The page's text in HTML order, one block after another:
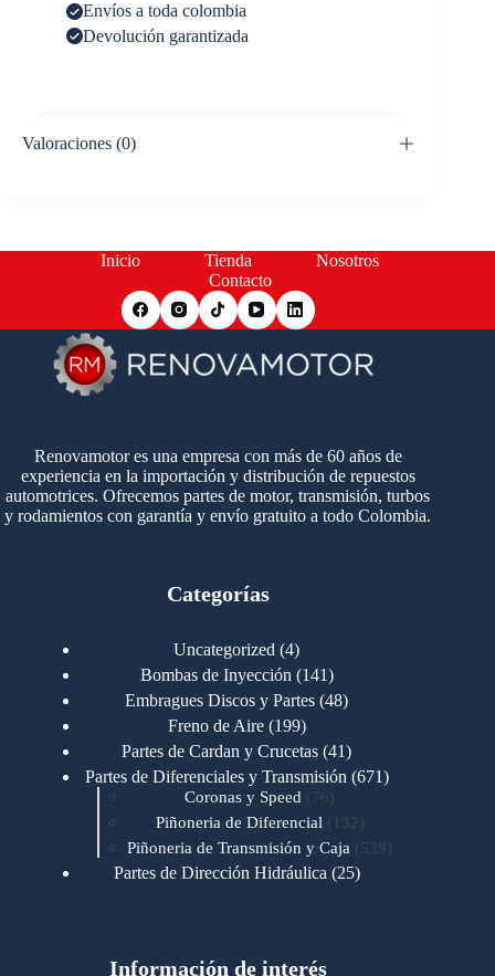
Envíos a toda colombia
Devolución garantizada
Valoraciones (0)
Inicio Tienda
Nosotros
Contacto
Renovamotor es una empresa con más de 60 años de
experiencia en la importación y distribución de repuestos
automotrices. Ofrecemos partes de motor, transmisión, turbos
y rodamientos con garantía y envío gratuito a todo Colombia.
Categorías
Uncategorized 44
productos
Bombas de Inyección 141141
productos
Embragues Discos y Partes 4848
Freno de Aire 199199
productos
Partes de Cardan y Crucetas 4141
productos
Partes de Diferenciales y Transmisión 671671
Coronas y Speed 7676
productos
Piñoneria de Diferencial 132 132
productos
Piñoneria de Transmisión y Caja 539539
Partes de Dirección Hidráulica 2525
Motores Cummins 723
Información de interés